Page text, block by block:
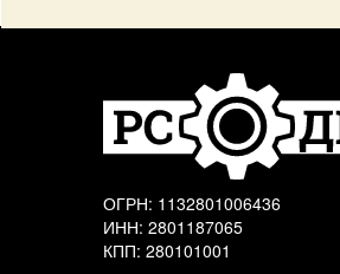
ОГРН: 1132801006436
ИНН: 2801187065
КПП: 280101001